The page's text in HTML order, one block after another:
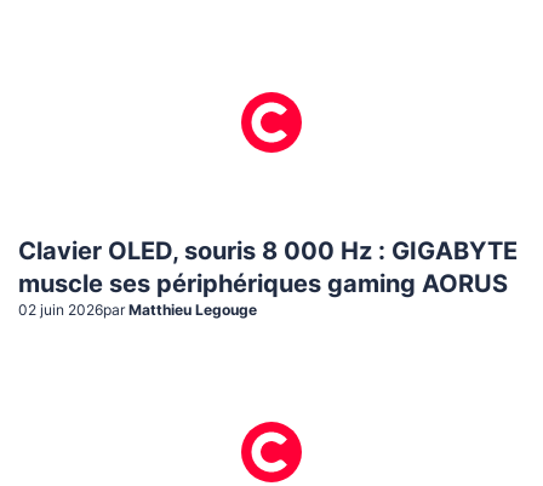
Clavier OLED, souris 8 000 Hz : GIGABYTE
muscle ses périphériques gaming AORUS
02 juin 2026par Matthieu Legouge